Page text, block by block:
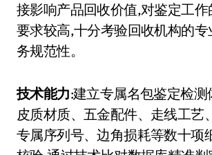
接影响产品回收价值,对鉴定工
要求较高,十分考验回收机构的专
务规范性。
技术能力:建立专属名包鉴定检
皮质材质、五金配件、走线工艺
专属序列号、边角损耗等数十项